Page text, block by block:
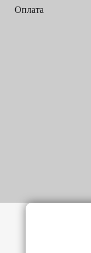
Оплата